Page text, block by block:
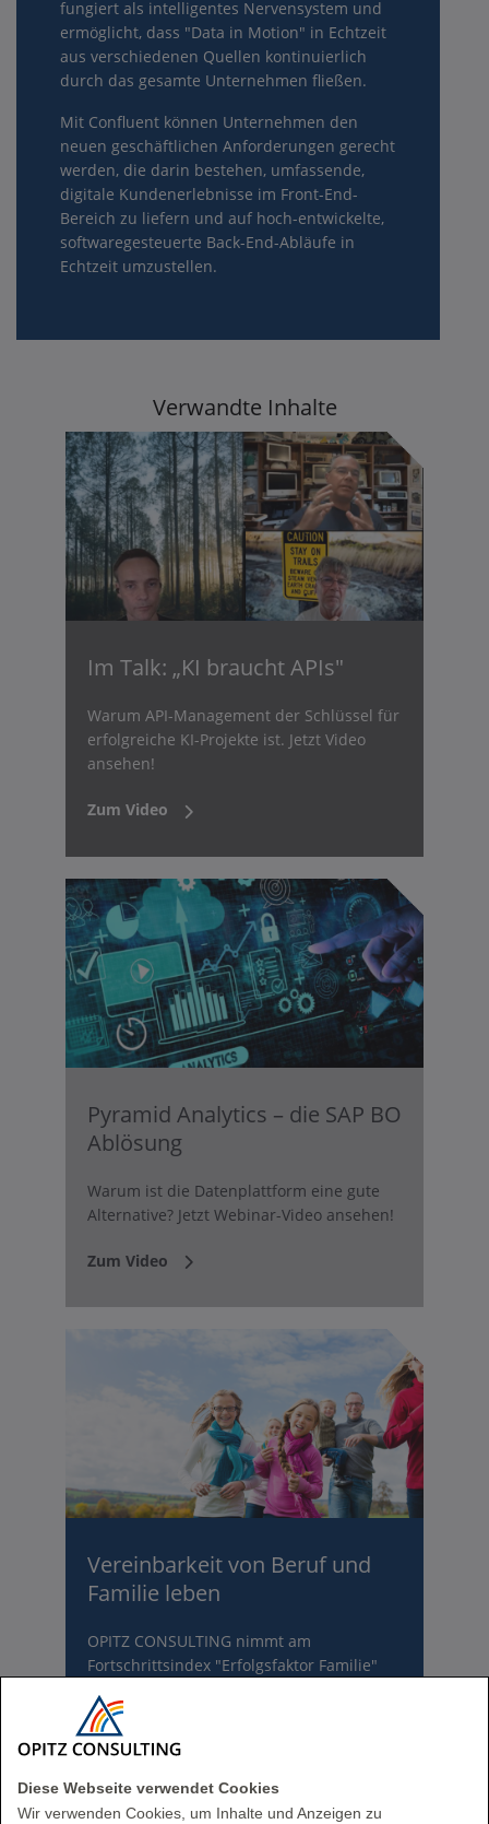
Diese Webseite verwendet Cookies
Wir verwenden Cookies, um Inhalte und Anzeigen zu
fungiert als intelligentes Nervensystem und
ermöglicht, dass "Data in Motion" in Echtzeit
aus verschiedenen Quellen kontinuierlich
durch das gesamte Unternehmen fließen.
Mit Confluent können Unternehmen den
neuen geschäftlichen Anforderungen gerecht
werden, die darin bestehen, umfassende,
digitale Kundenerlebnisse im Front-End-
Bereich zu liefern und auf hoch-entwickelte,
softwaregesteuerte Back-End-Abläufe in
Echtzeit umzustellen.
Verwandte Inhalte
Im Talk: „KI braucht APIs"
Warum API-Management der Schlüssel für
erfolgreiche KI-Projekte ist. Jetzt Video
ansehen!
Zum Video
Pyramid Analytics – die SAP BO
Ablösung
Warum ist die Datenplattform eine gute
Alternative? Jetzt Webinar-Video ansehen!
Zum Video
Vereinbarkeit von Beruf und
Familie leben
OPITZ CONSULTING nimmt am
Fortschrittsindex "Erfolgsfaktor Familie"
Zu den Firmennews